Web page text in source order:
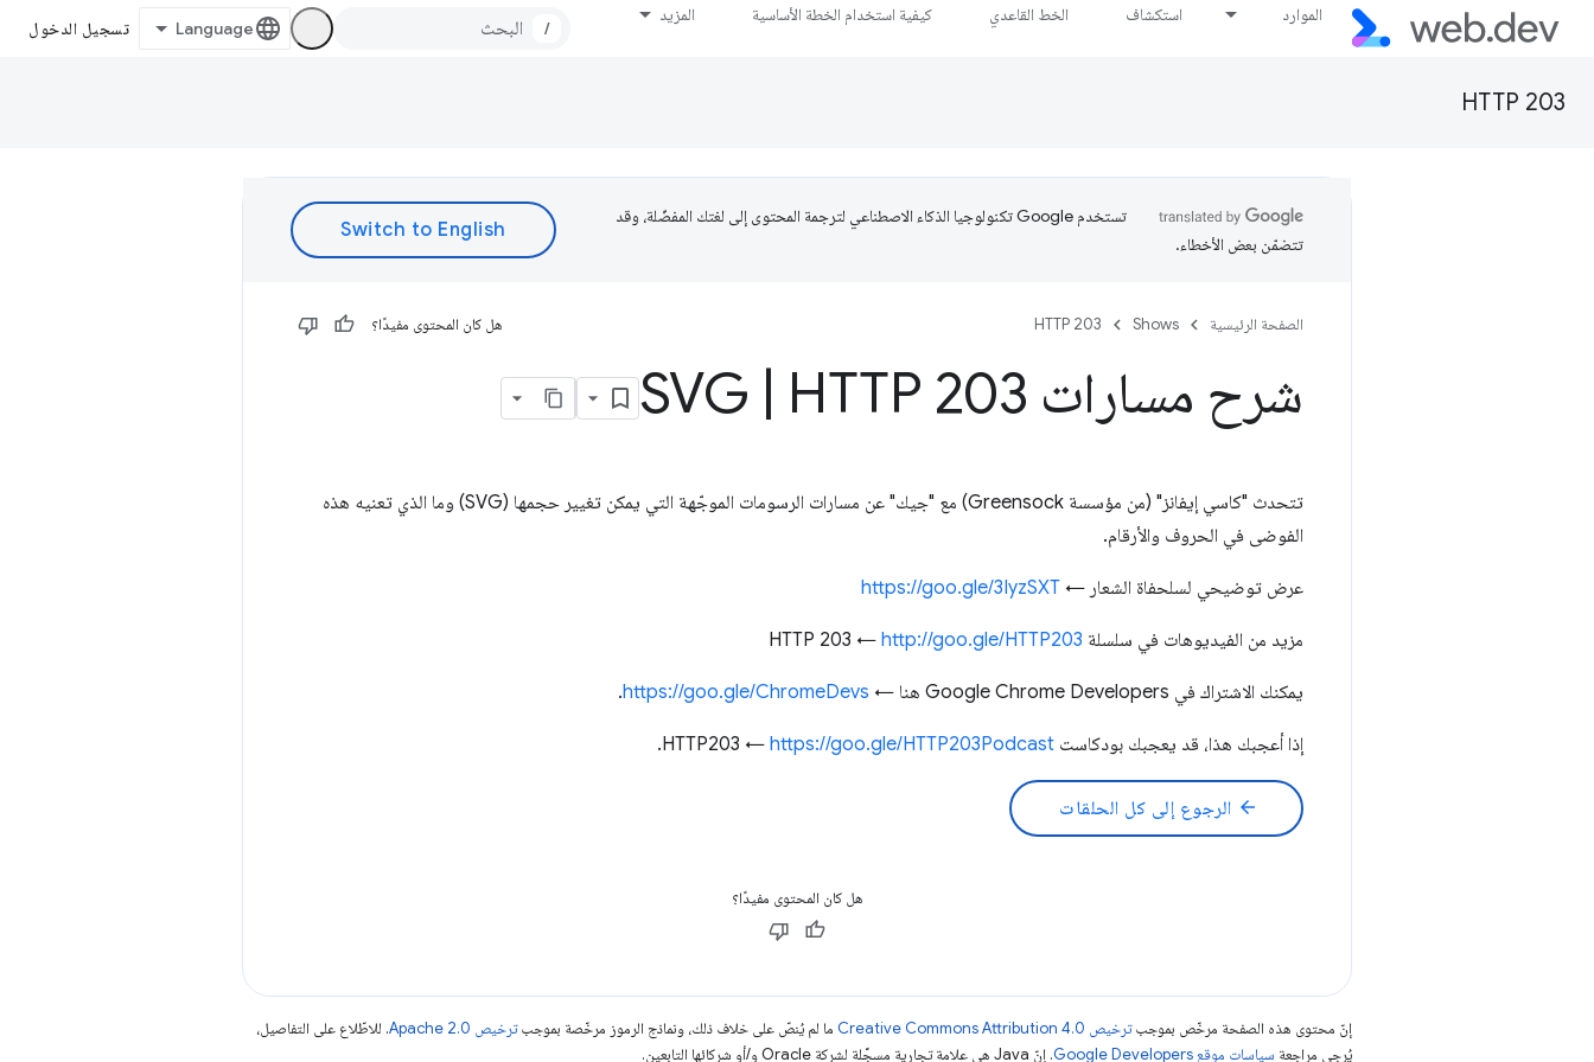
الموارد استكشاف الخط القاعدي كيفية استخدام الخطة الأساسية المزيد
/ تسجيل الدخول
HTTP 203
تستخدم Google تكنولوجيا الذكاء الاصطناعي لترجمة المحتوى إلى لغتك المفضّلة، وقد
تتضمّن بعض الأخطاء.
الصفحة الرئيسية Shows
HTTP 203 هل كان المحتوى مفيدًا؟
شرح مسارات SVG HTTP 203
تتحدث "كاسي إيفانز" (من مؤسسة Greensock) مع "جيك" عن مسارات الرسومات الموجّهة التي يمكن تغيير حجمها (SVG) وما الذي تعنيه هذه
الفوضى في الحروف والأرقام.
عرض توضيحي لسلحفاة الشعار ← https://goo.gle/3IyzSXT
مزيد من الفيديوهات في سلسلة HTTP 203 ← http://goo.gle/HTTP203
يمكنك الاشتراك في Google Chrome Developers هنا ← https://goo.gle/ChromeDevs
.
إذا أعجبك هذا، قد يعجبك بودكاست HTTP203 ← https://goo.gle/HTTP203Podcast
.
arrow_back الرجوع إلى كل الحلقات
هل كان المحتوى مفيدًا؟
إنّ محتوى هذه الصفحة مرخّص بموجبترخيص Creative Commons Attribution 4.0‏ ما لم يُنصّ على خلاف ذلك، ونماذج الرموز مرخّصة بموجبترخيص Apache 2.0‏
. للاطّلاع على التفاصيل،
يُرجى مراجعة سياسات موقع Google Developers‏ . إنّ Java هي علامة تجارية مسجَّلة لشركة Oracle و/أو شركائها التابعين.